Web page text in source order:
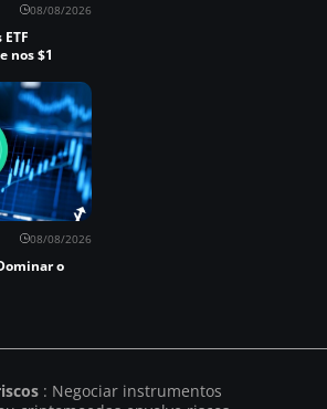
08/08/2026
nos $1
08/08/2026
o
: Negociar instrumentos